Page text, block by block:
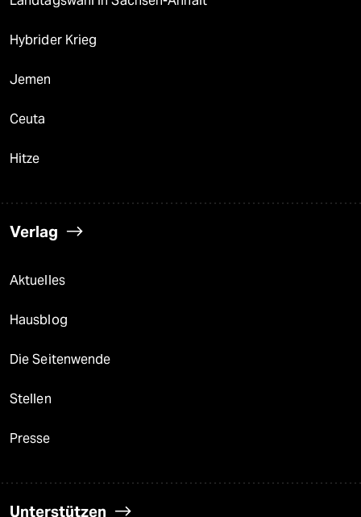
Hybrider Krieg
Jemen
Ceuta
Hitze
Verlag
Aktuelles
Hausblog
Die Seitenwende
Stellen
Presse
Unterstützen